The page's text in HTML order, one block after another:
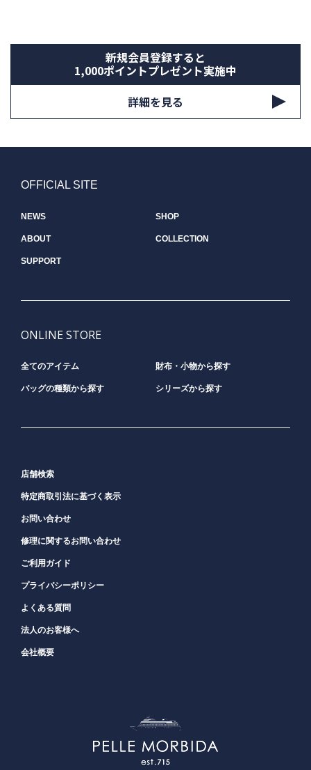
新規会員登録すると
1,000ポイントプレゼント実施中
詳細を見る
OFFICIAL SITE
NEWS SHOP
ABOUT COLLECTION
SUPPORT
ONLINE STORE
全てのアイテム 財布・小物から探す
バッグの種類から探す シリーズから探す
店舗検索
特定商取引法に基づく表示
お問い合わせ
修理に関するお問い合わせ
ご利用ガイド
プライバシーポリシー
よくある質問
法人のお客様へ
会社概要